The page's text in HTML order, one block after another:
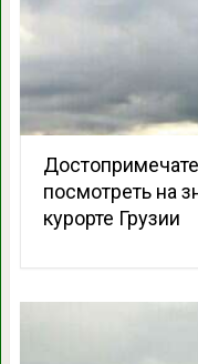
посмотреть на
курорте Грузии